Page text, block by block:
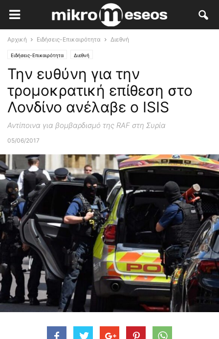
Αρχική Ειδήσεις-Επικαιρότητα Διεθνή
Ειδήσεις-Επικαιρότητα Διεθνή
Την ευθύνη για την
τρομοκρατική επίθεση στο
Λονδίνο ανέλαβε ο ISIS
Αντίποινα για βομβαρδισμό της RAF στη Συρία
05/06/2017